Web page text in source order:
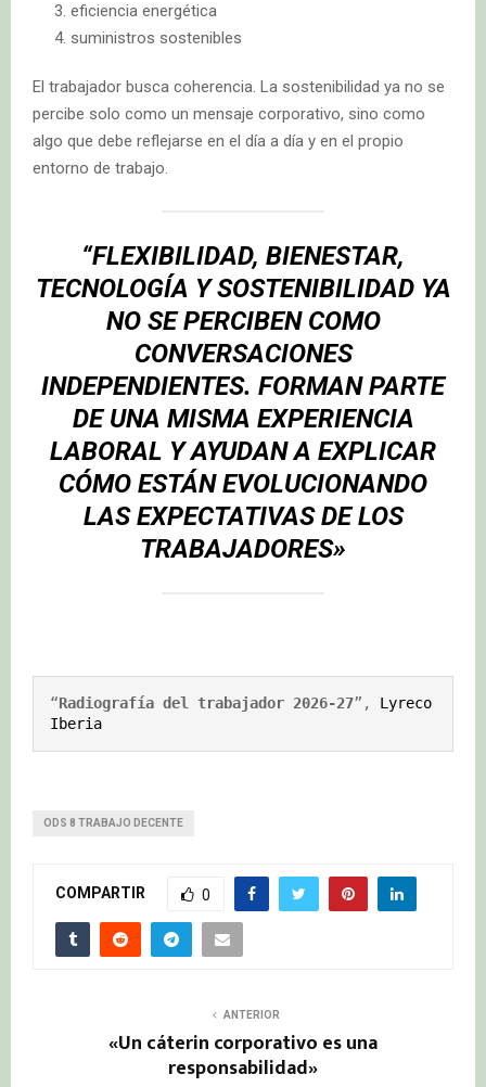
eficiencia energética
suministros sostenibles
El trabajador busca coherencia. La sostenibilidad ya no se
percibe solo como un mensaje corporativo, sino como
algo que debe reflejarse en el día a día y en el propio
entorno de trabajo.
“FLEXIBILIDAD, BIENESTAR,
TECNOLOGÍA Y SOSTENIBILIDAD YA
NO SE PERCIBEN COMO
CONVERSACIONES
INDEPENDIENTES. FORMAN PARTE
DE UNA MISMA EXPERIENCIA
LABORAL Y AYUDAN A EXPLICAR
CÓMO ESTÁN EVOLUCIONANDO
LAS EXPECTATIVAS DE LOS
TRABAJADORES»
“Radiografía del trabajador 2026-27”, Lyreco
Iberia
ODS 8 TRABAJO DECENTE
COMPARTIR 0
ANTERIOR
«Un cáterin corporativo es una
responsabilidad»